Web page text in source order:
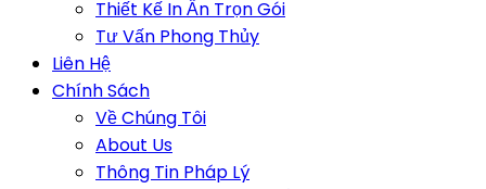
Thiết Kế In Ấn Trọn Gói
Tư Vấn Phong Thủy
Liên Hệ
Chính Sách
Về Chúng Tôi
About Us
Thông Tin Pháp Lý